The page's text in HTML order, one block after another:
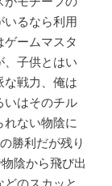
るなら利用
ームマスタ
、子供とはい
な戦力、俺は
いはそのチル
れない物陰に
勝利だが残り
陰から飛び出